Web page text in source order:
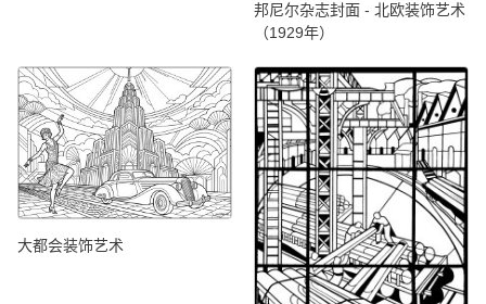
邦尼尔杂志封面 - 北欧装饰艺术
（1929年）
大都会装饰艺术